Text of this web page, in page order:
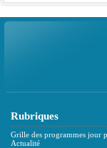
Rubriques
Grille des programmes jour
Actualité